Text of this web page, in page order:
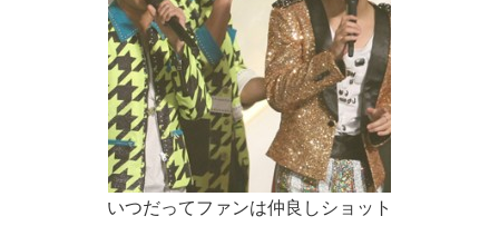
いつだってファンは仲良しショット